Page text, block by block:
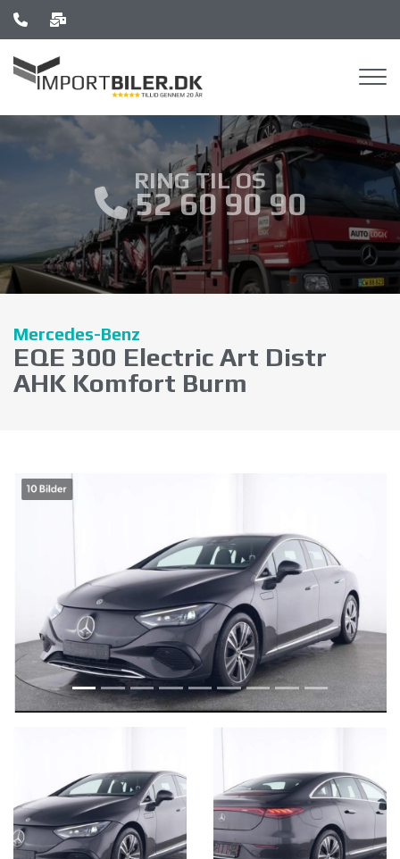
Gå
til
hovedindhold
RING TIL OS
52 60 90 90
Mercedes-Benz
EQE 300 Electric Art Distr
AHK Komfort Burm